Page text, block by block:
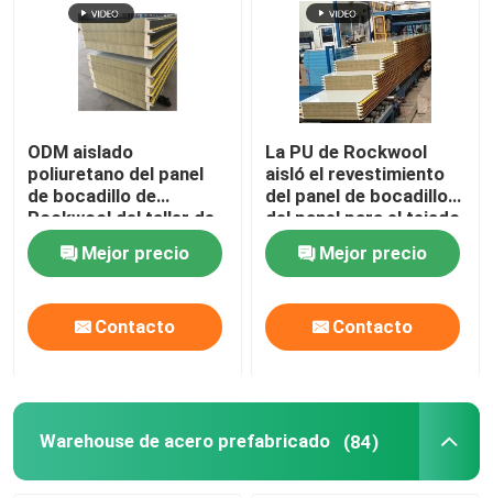
ODM aislado
poliuretano del panel
de bocadillo de
Rockwool del taller de
Warehouse
Mejor precio
Contacto
La PU de Rockwool
aisló el revestimiento
del panel de bocadillo
del panel para el tejado
y la pared
Mejor precio
Contacto
Warehouse de acero prefabricado (84)